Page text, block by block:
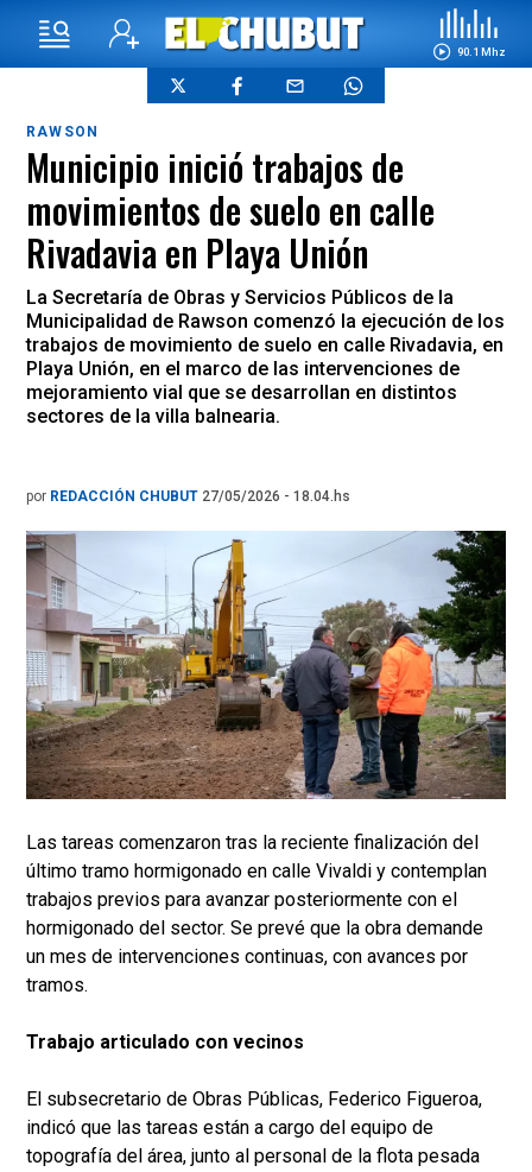
90.1 Mhz
RAWSON
Municipio inició trabajos de
movimientos de suelo en calle
Rivadavia en Playa Unión
La Secretaría de Obras y Servicios Públicos de la
Municipalidad de Rawson comenzó la ejecución de los
trabajos de movimiento de suelo en calle Rivadavia, en
Playa Unión, en el marco de las intervenciones de
mejoramiento vial que se desarrollan en distintos
sectores de la villa balnearia.
por REDACCIÓN CHUBUT 27/05/2026 - 18.04.hs
Las tareas comenzaron tras la reciente finalización del
último tramo hormigonado en calle Vivaldi y contemplan
trabajos previos para avanzar posteriormente con el
hormigonado del sector. Se prevé que la obra demande
un mes de intervenciones continuas, con avances por
tramos.
Trabajo articulado con vecinos
El subsecretario de Obras Públicas, Federico Figueroa,
indicó que las tareas están a cargo del equipo de
topografía del área, junto al personal de la flota pesada